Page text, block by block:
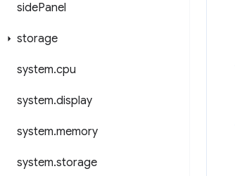
sidePanel
storage
system.cpu
system.display
system.memory
system.storage